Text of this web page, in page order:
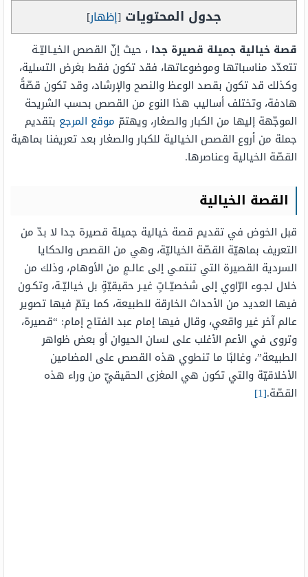
جدول المحتويات [إظهار]
قصة خيالية جميلة قصيرة جدا ، حيث إنّ القصص الخيـاليّـة
تتعدّد مناسباتها وموضوعاتها، فقد تكون فقط بغرض التسلية،
وكذلك قد تكون بقصد الوعظ والنصح والإرشاد، وقد تكون قصّةً
هادفة، وتختلف أساليب هذا النوع من القصص بحسب الشريحة
الموجّهة إليها من الكبار والصغار، ويهتمّ موقع المرجع بتقديم
جملة من أروع القصص الخيالية للكبار والصغار بعد تعريفنا بماهية
القصّة الخيالية وعناصرها.
القصة الخيالية
قبل الخوض في تقديم قصة خيالية جميلة قصيرة جدا لا بدّ من
التعريف بماهيّة القصّة الخياليّة، وهي من القصص والحكايا
السردية القصيرة التي تنتمـي إلى عالـمٍ من الأوهام، وذلك من
خلال لجـوء الرّاوي إلى شخصيّـاتٍ غيـر حقيقيّةٍ بل خياليّـة، وتكـون
فيها العديد من الأحداث الخارقة للطبيعة، كما يتمّ فيها تصوير
عالم آخر غير واقعي، وقال فيها إمام عبد الفتاح إمام: “قصيرة،
وتروى في الأعم الأغلب على لسان الحيوان أو بعض ظواهر
الطبيعة”، وغالبًا ما تنطوي هذه القصص على المضامين
الأخلاقيّة والتي تكون هي المغزى الحقيقيّ من وراء هذه
القصّة.[1]